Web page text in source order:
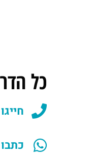
כל
חייגו